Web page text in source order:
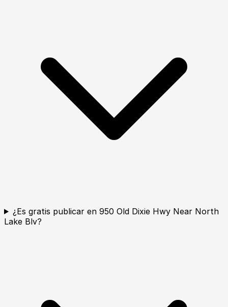
¿Es gratis publicar en 950 Old Dixie Hwy Near North
Lake Blv?